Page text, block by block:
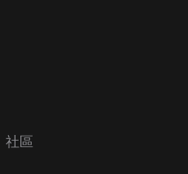
社區